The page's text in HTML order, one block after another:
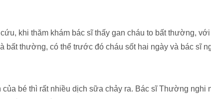
khi thăm khám bác sĩ thấy gan cháu to bất thường,
bất thường, có thể trước đó cháu sốt hai ngày và bác sĩ
bé thì rất nhiều dịch sữa chảy ra. Bác sĩ Thường nghi